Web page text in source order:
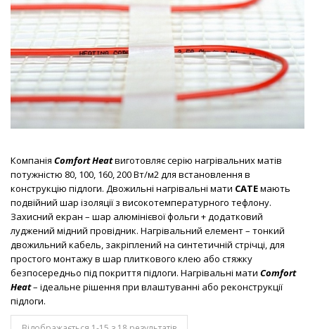
Компанія Comfort Heatвиготовляє серію нагрівальних матів
потужністю 80, 100, 160, 200 Вт/м2 для встановлення в
конструкцію підлоги. Двожильні нагрівальні мати CATEмають
подвійний шар ізоляції з високотемпературного тефлону.
Захисний екран – шар алюмінієвої фольги + додатковий
луджений мідний провідник. Нагрівальний елемент – тонкий
двожильний кабель, закріплений на синтетичній стрічці, для
простого монтажу в шар плиткового клею або стяжку
безпосередньо під покриття підлоги. Нагрівальні мати Comfort
Heat– ідеальне рішення при влаштуванні або реконструкції
підлоги.